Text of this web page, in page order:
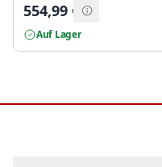
554,99 €
Auf Lager